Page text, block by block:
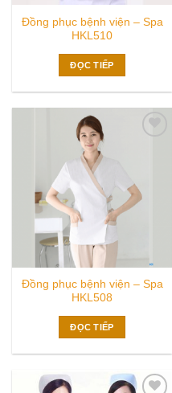
Đồng phục bệnh viện – Spa
HKL510
ĐỌC TIẾP
Đồng phục bệnh viện – Spa
HKL508
ĐỌC TIẾP